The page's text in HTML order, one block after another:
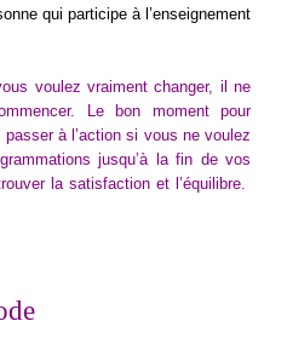
qui participe à l’enseignement
voulez vraiment changer, il ne
Le bon moment pour
à l’action si vous ne voulez
jusqu’à la fin de vos
la satisfaction et l’équilibre.